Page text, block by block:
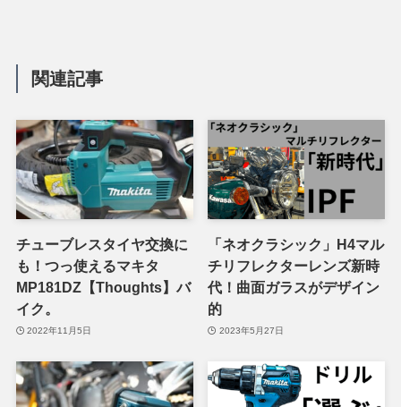
関連記事
チューブレスタイヤ交換に
も！つっ使えるマキタ
MP181DZ【Thoughts】バ
イク。
2022年11月5日
「ネオクラシック」H4マル
チリフレクターレンズ新時
代！曲面ガラスがデザイン
的
2023年5月27日